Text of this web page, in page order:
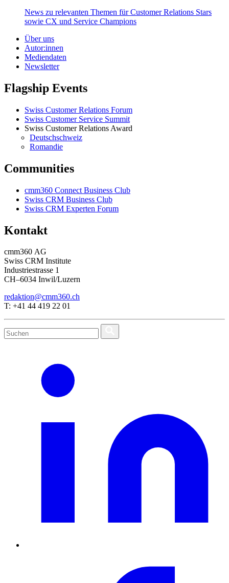
News zu relevanten Themen für Customer Relations Stars
sowie CX und Service Champions
Über uns
Autor:innen
Mediendaten
Newsletter
Flagship Events
Swiss Customer Relations Forum
Swiss Customer Service Summit
Swiss Customer Relations Award
Deutschschweiz
Romandie
Communities
cmm360 Connect Business Club
Swiss CRM Business Club
Swiss CRM Experten Forum
Kontakt
cmm360 AG
Swiss CRM Institute
Industriestrasse 1
CH–6034 Inwil/Luzern
redaktion@cmm360.ch
T: +41 44 419 22 01